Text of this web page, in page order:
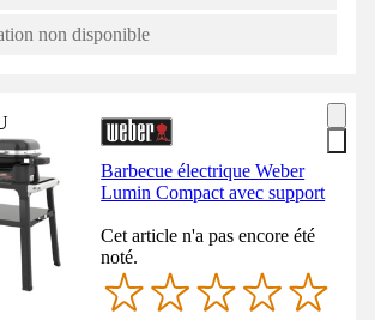
non disponible
Barbecue électrique Weber
Lumin Compact avec support
Cet article n'a pas encore été
noté.